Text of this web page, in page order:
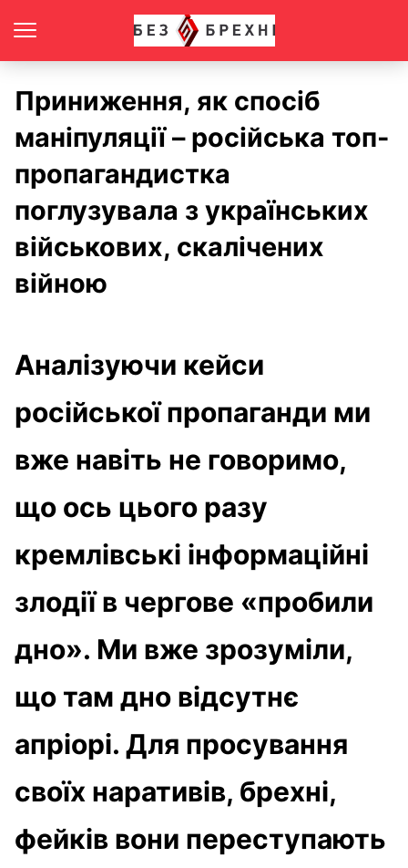
Приниження, як спосіб
маніпуляції – російська топ-
пропагандистка
поглузувала з українських
військових, скалічених
війною
Аналізуючи кейси
російської пропаганди ми
вже навіть не говоримо,
що ось цього разу
кремлівські інформаційні
злодії в чергове «пробили
дно». Ми вже зрозуміли,
що там дно відсутнє
апріорі. Для просування
своїх наративів, брехні,
фейків вони переступають